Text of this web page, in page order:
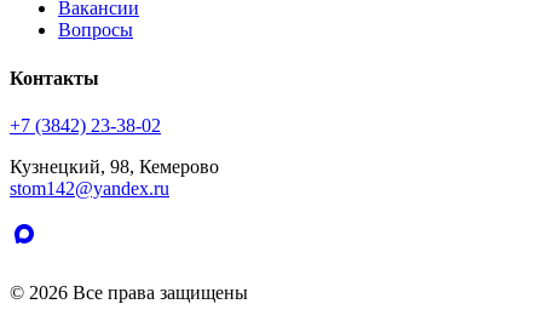
Вакансии
Вопросы
Контакты
+7 (3842) 23-38-02
Кузнецкий, 98, Кемерово
stom142@yandex.ru
© 2026 Все права защищены